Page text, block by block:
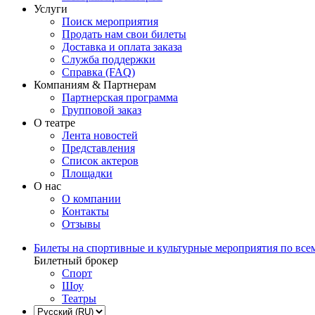
Услуги
Поиск мероприятия
Продать нам свои билеты
Доставка и оплата заказа
Служба поддержки
Справка (FAQ)
Компаниям & Партнерам
Партнерская программа
Групповой заказ
О театре
Лента новостей
Представления
Список актеров
Площадки
О нас
О компании
Контакты
Отзывы
Билеты на спортивные и культурные мероприятия по
Билетный брокер
Спорт
Шоу
Театры